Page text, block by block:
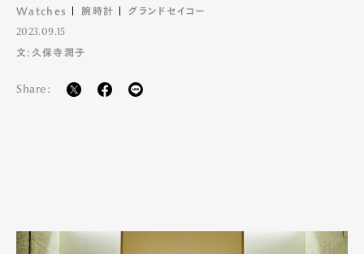
Watches 腕時計 グランドセイコー
2023.09.15
文:久保寺潤子
Share: